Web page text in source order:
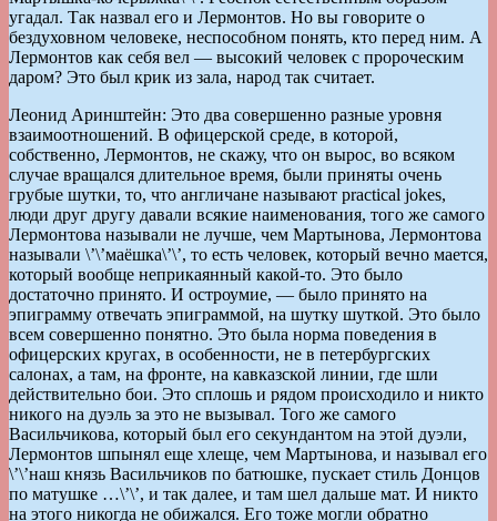
угадал. Так назвал его и Лермонтов. Но вы говорите о
бездуховном человеке, неспособном понять, кто перед ним. А
Лермонтов как себя вел — высокий человек с пророческим
даром? Это был крик из зала, народ так считает.
Леонид Аринштейн: Это два совершенно разные уровня
взаимоотношений. В офицерской среде, в которой,
собственно, Лермонтов, не скажу, что он вырос, во всяком
случае вращался длительное время, были приняты очень
грубые шутки, то, что англичане называют practical jokes,
люди друг другу давали всякие наименования, того же самого
Лермонтова называли не лучше, чем Мартынова, Лермонтова
называли \’\’маёшка\’\’, то есть человек, который вечно мается,
который вообще неприкаянный какой-то. Это было
достаточно принято. И остроумие, — было принято на
эпиграмму отвечать эпиграммой, на шутку шуткой. Это было
всем совершенно понятно. Это была норма поведения в
офицерских кругах, в особенности, не в петербургских
салонах, а там, на фронте, на кавказской линии, где шли
действительно бои. Это сплошь и рядом происходило и никто
никого на дуэль за это не вызывал. Того же самого
Васильчикова, который был его секундантом на этой дуэли,
Лермонтов шпынял еще хлеще, чем Мартынова, и называл его
\’\’наш князь Васильчиков по батюшке, пускает стиль Донцов
по матушке …\’\’, и так далее, и там шел дальше мат. И никто
на этого никогда не обижался. Его тоже могли обратно